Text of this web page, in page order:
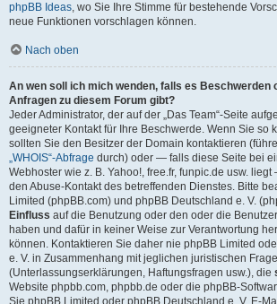
phpBB Ideas, wo Sie Ihre Stimme für bestehende
neue Funktionen vorschlagen können.
Nach oben
An wen soll ich mich wenden, falls es Beschwerden
Anfragen zu diesem Forum gibt?
Jeder Administrator, der auf der „Das Team“-Seite
geeigneter Kontakt für Ihre Beschwerde. Wenn Sie so
sollten Sie den Besitzer der Domain kontaktieren
„WHOIS“-Abfrage durch) oder — falls diese Seite bei
Webhoster wie z. B. Yahoo!, free.fr, funpic.de usw.
den Abuse-Kontakt des betreffenden Dienstes. Bitte
Limited (phpBB.com) und phpBB Deutschland e. V.
Einfluss auf die Benutzung oder den oder die
haben und dafür in keiner Weise zur Verantwortung
können. Kontaktieren Sie daher nie phpBB Limited
e. V. in Zusammenhang mit jeglichen juristischen
(Unterlassungserklärungen, Haftungsfragen usw.), die
Website phpbb.com, phpbb.de oder die phpBB-
Sie phpBB Limited oder phpBB Deutschland e. V. E-